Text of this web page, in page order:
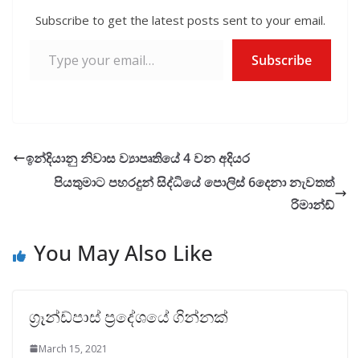
Subscribe to get the latest posts sent to your email.
Subscribe
ඉන්දියානු නිවාස ව්‍යාපෘතියේ 4 වන අදියර
පියතුමාට පහරදුන් සිද්ධියේ පොලිස් 6දෙනා නැවතත්
රිමාන්ඩ්
You May Also Like
ග්‍රෑන්ඩ්පාස් ප්‍රදේශයේ ගින්නක්
March 15, 2021